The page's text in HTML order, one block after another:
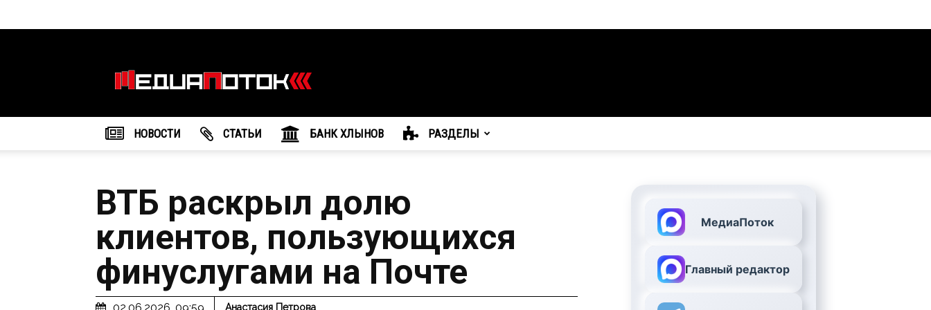
агентство
"МедиаПоток"
НОВОСТИ CТАТЬИ БАНК ХЛЫНОВ РАЗДЕЛЫ
ВТБ раскрыл долю
клиентов, пользующихся
финуслугами на Почте
Анастасия Петрова
МедиаПоток
Главный редактор